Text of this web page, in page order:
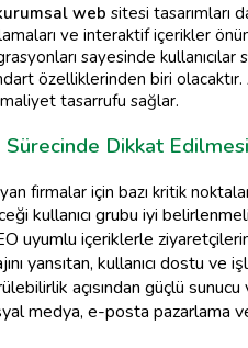
web sitesi tasarımları
ve interaktif içerikler
sayesinde
özelliklerinden biri olacaktır.
tasarrufu sağlar.
Dikkat
firmalar için bazı kritik
kullanıcı grubu iyi
uyumlu içeriklerle
yansıtan, kullanıcı dostu
açısından güçlü sunucu
medya, e-posta pazarlama